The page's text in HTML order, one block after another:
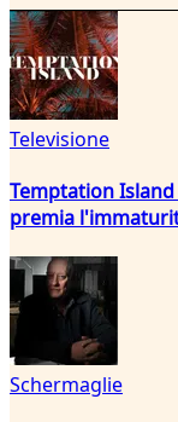
Televisione
Temptation
premia
Schermaglie